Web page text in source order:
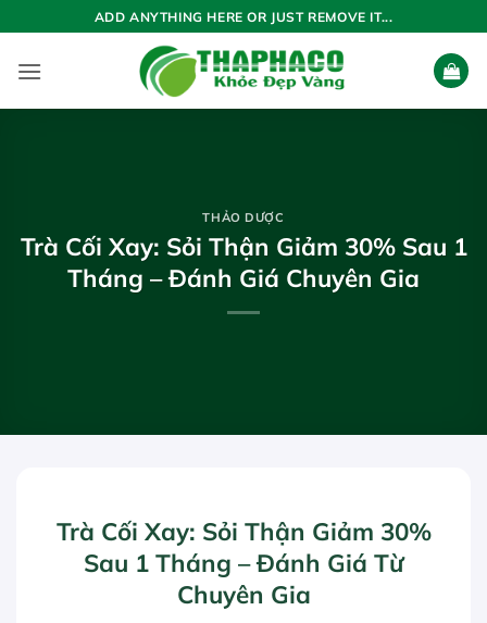
qua
nội
ADD ANYTHING HERE OR JUST REMOVE IT...
THẢO DƯỢC
Trà Cối Xay: Sỏi Thận Giảm 30% Sau 1
Tháng – Đánh Giá Chuyên Gia
Trà Cối Xay: Sỏi Thận Giảm 30%
Sau 1 Tháng – Đánh Giá Từ
Chuyên Gia